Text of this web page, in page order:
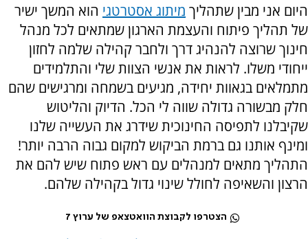
היום אני מבין שתהליך מיתוג אסטרטגי הוא המשך ישיר
של תהליך פיתוח והעצמת הארגון שמתאים לכל מנהל
חינוך שרוצה להנהיג דרך ולחבר קהילה שלמה לחזון
ייחודי משלו. לראות את אנשי הצוות שלי והתלמידים
מתמלאים בגאוות יחידה, מגיעים בשמחה ומרגישים שהם
חלק מבשורה גדולה שווה לי הכל. הדיוק והליטוש
שקיבלנו לתפיסה החינוכית שידרג את העשייה שלנו
ומינף אותנו גם ברמת הביקוש למקום גבוה הרבה יותר!
התהליך מתאים למנהלים עם ראש פתוח שיש להם את
הרצון והשאיפה לחולל שינוי גדול בקהילה שלהם.
הצטרפו לקבוצת הוואטצאפ של ערוץ 7